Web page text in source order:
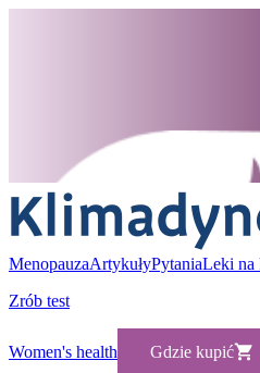
MenopauzaArtykułyPytaniaLeki na
Zrób test
Women's health Gdzie kupić